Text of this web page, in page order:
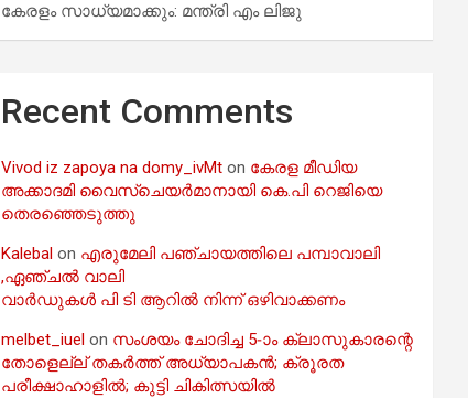
കേരളം സാധ്യമാക്കും: മന്ത്രി എം ലിജു
Recent Comments
Vivod iz zapoya na domy_ivMt on കേരള മീഡിയ
അക്കാദമി വൈസ്ചെയർമാനായി കെ.പി റെജിയെ
തെരഞ്ഞെടുത്തു
Kalebal on എരുമേലി പഞ്ചായത്തിലെ പമ്പാവാലി
,ഏഞ്ചൽ വാലി
വാർഡുകൾ പി ടി ആറിൽ നിന്ന് ഒഴിവാക്കണം
melbet_iuel on സംശയം ചോദിച്ച 5-ാം ക്ലാസുകാരന്റെ
തോളെല്ല് തകർത്ത് അധ്യാപകൻ; ക്രൂരത
പരീക്ഷാഹാളിൽ; കുട്ടി ചികിത്സയിൽ